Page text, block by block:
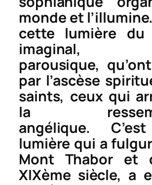
monde et
cette lumière du
imaginal,
parousique,
par l’ascèse
saints, ceux qui
la
angélique.
lumière qui a
Mont Thabor et
XIXème siècle, a